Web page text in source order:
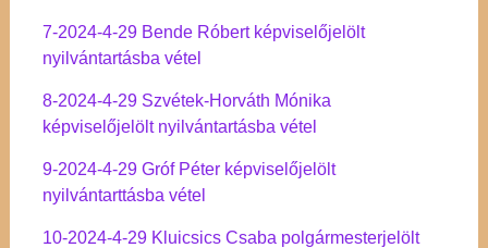
7-2024-4-29 Bende Róbert képviselőjelölt
nyilvántartásba vétel
8-2024-4-29 Szvétek-Horváth Mónika
képviselőjelölt nyilvántartásba vétel
9-2024-4-29 Gróf Péter képviselőjelölt
nyilvántarttásba vétel
10-2024-4-29 Kluicsics Csaba polgármesterjelölt